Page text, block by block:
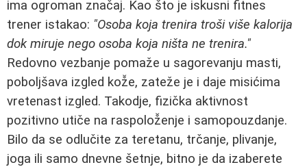
ima ogroman značaj. Kao što je iskusni fitnes
trener istakao: "Osoba koja trenira troši više kalorija
dok miruje nego osoba koja ništa ne trenira."
Redovno vezbanje pomaže u sagorevanju masti,
poboljšava izgled kož̌e, zateže je i daje misićima
vretenast izgled. Takodje, fizička aktivnost
pozitivno utiče na raspolož̌enje i samopouzdanje.
Bilo da se odlučite za teretanu, trčanje, plivanje,
joga ili samo dnevne šetnje, bitno je da izaberete